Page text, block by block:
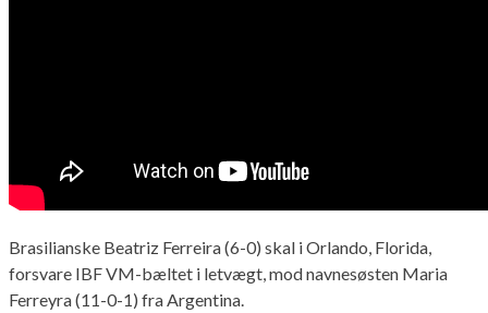
Brasilianske Beatriz Ferreira (6-0) skal i Orlando, Florida,
forsvare IBF VM-bæltet i letvægt, mod navnesøsten Maria
Ferreyra (11-0-1) fra Argentina.